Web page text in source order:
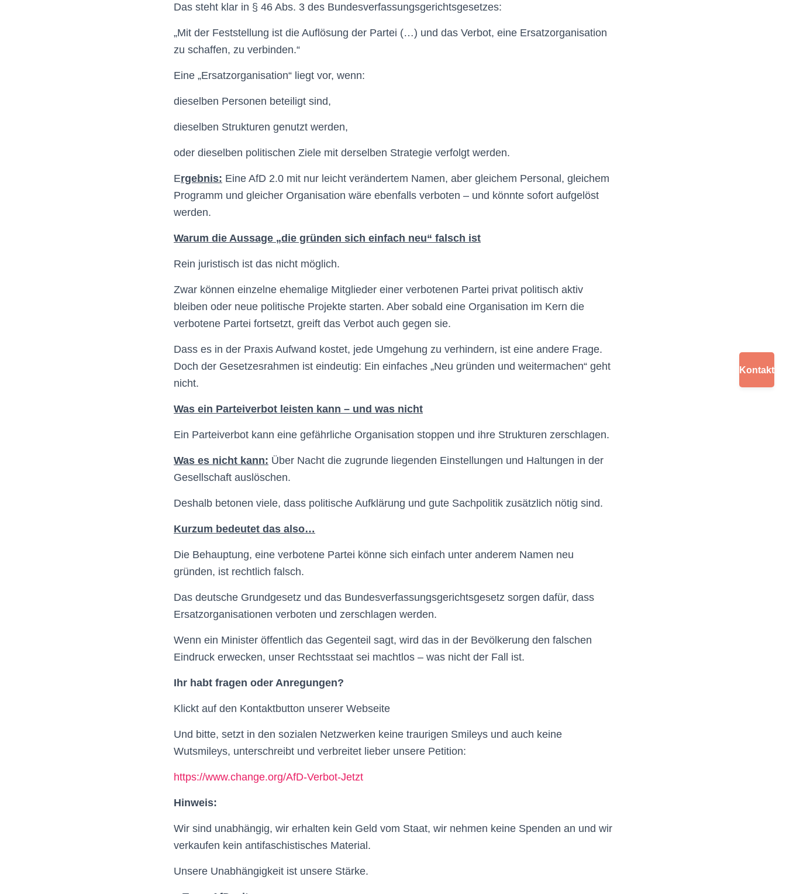
Das steht klar in § 46 Abs. 3 des Bundesverfassungsgerichtsgesetzes:
„Mit der Feststellung ist die Auflösung der Partei (…) und das Verbot, eine Ersatzorganisation
zu schaffen, zu verbinden.“
Eine „Ersatzorganisation“ liegt vor, wenn:
dieselben Personen beteiligt sind,
dieselben Strukturen genutzt werden,
oder dieselben politischen Ziele mit derselben Strategie verfolgt werden.
Ergebnis: Eine AfD 2.0 mit nur leicht verändertem Namen, aber gleichem Personal, gleichem
Programm und gleicher Organisation wäre ebenfalls verboten – und könnte sofort aufgelöst
werden.
Warum die Aussage „die gründen sich einfach neu“ falsch ist
Rein juristisch ist das nicht möglich.
Zwar können einzelne ehemalige Mitglieder einer verbotenen Partei privat politisch aktiv
bleiben oder neue politische Projekte starten. Aber sobald eine Organisation im Kern die
verbotene Partei fortsetzt, greift das Verbot auch gegen sie.
Dass es in der Praxis Aufwand kostet, jede Umgehung zu verhindern, ist eine andere Frage.
Doch der Gesetzesrahmen ist eindeutig: Ein einfaches „Neu gründen und weitermachen“ geht
nicht.
Was ein Parteiverbot leisten kann – und was nicht
Ein Parteiverbot kann eine gefährliche Organisation stoppen und ihre Strukturen zerschlagen.
Was es nicht kann: Über Nacht die zugrunde liegenden Einstellungen und Haltungen in der
Gesellschaft auslöschen.
Deshalb betonen viele, dass politische Aufklärung und gute Sachpolitik zusätzlich nötig sind.
Kurzum bedeutet das also…
Die Behauptung, eine verbotene Partei könne sich einfach unter anderem Namen neu
gründen, ist rechtlich falsch.
Das deutsche Grundgesetz und das Bundesverfassungsgerichtsgesetz sorgen dafür, dass
Ersatzorganisationen verboten und zerschlagen werden.
Wenn ein Minister öffentlich das Gegenteil sagt, wird das in der Bevölkerung den falschen
Eindruck erwecken, unser Rechtsstaat sei machtlos – was nicht der Fall ist.
Ihr habt fragen oder Anregungen?
Klickt auf den Kontaktbutton unserer Webseite
Und bitte, setzt in den sozialen Netzwerken keine traurigen Smileys und auch keine
Wutsmileys, unterschreibt und verbreitet lieber unsere Petition:
https://www.change.org/AfD-Verbot-Jetzt
Hinweis:
Wir sind unabhängig, wir erhalten kein Geld vom Staat, wir nehmen keine Spenden an und wir
verkaufen kein antifaschistisches Material.
Unsere Unabhängigkeit ist unsere Stärke.
Kontakt